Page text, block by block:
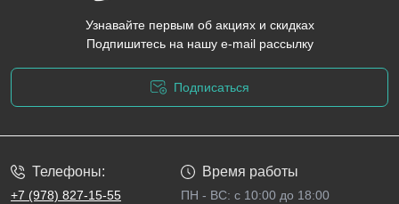
Узнавайте первым об акциях и скидках
Подпишитесь на нашу e-mail рассылку
Подписаться
Телефоны:
+7 (978) 827-15-55
Время работы
ПН - ВС: с 10:00 до 18:00